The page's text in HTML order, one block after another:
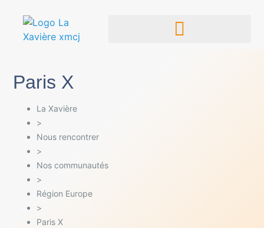
Paris X
La Xavière
>
Nous rencontrer
>
Nos communautés
>
Région Europe
>
Paris X